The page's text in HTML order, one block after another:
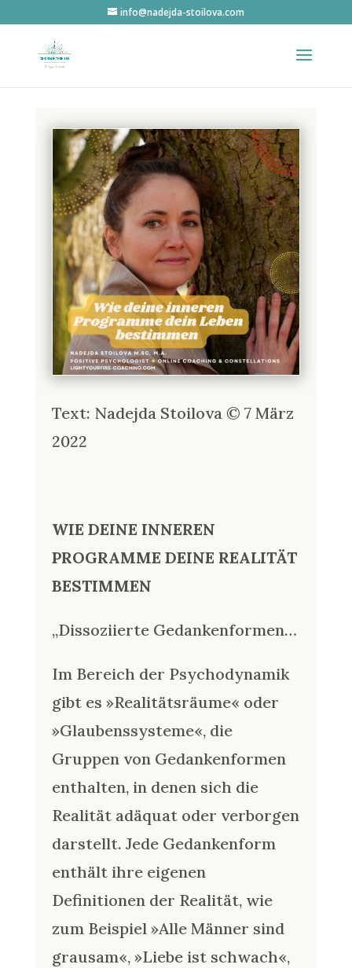
info@nadejda-stoilova.com
Text: Nadejda Stoilova © 7 März
2022
WIE DEINE INNEREN
PROGRAMME DEINE REALITÄT
BESTIMMEN
„Dissoziierte Gedankenformen…
Im Bereich der Psychodynamik
gibt es »Realitätsräume« oder
»Glaubenssysteme«, die
Gruppen von Gedankenformen
enthalten, in denen sich die
Realität adäquat oder verborgen
darstellt. Jede Gedankenform
enthält ihre eigenen
Definitionen der Realität, wie
zum Beispiel »Alle Männer sind
grausam«, »Liebe ist schwach«,